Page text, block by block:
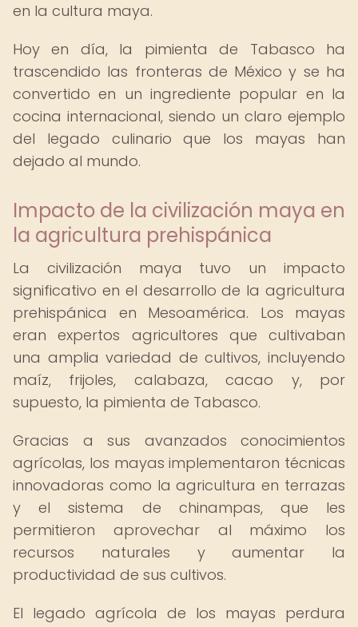
en la cultura maya.
Hoy en día, la pimienta de Tabasco ha
trascendido las fronteras de México y se ha
convertido en un ingrediente popular en la
cocina internacional, siendo un claro ejemplo
del legado culinario que los mayas han
dejado al mundo.
Impacto de la civilización maya en
la agricultura prehispánica
La civilización maya tuvo un impacto
significativo en el desarrollo de la agricultura
prehispánica en Mesoamérica. Los mayas
eran expertos agricultores que cultivaban
una amplia variedad de cultivos, incluyendo
maíz, frijoles, calabaza, cacao y, por
supuesto, la pimienta de Tabasco.
Gracias a sus avanzados conocimientos
agrícolas, los mayas implementaron técnicas
innovadoras como la agricultura en terrazas
y el sistema de chinampas, que les
permitieron aprovechar al máximo los
recursos naturales y aumentar la
productividad de sus cultivos.
El legado agrícola de los mayas perdura